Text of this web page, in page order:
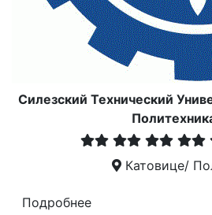
Силезский Технический
Катовице/
Подробнее